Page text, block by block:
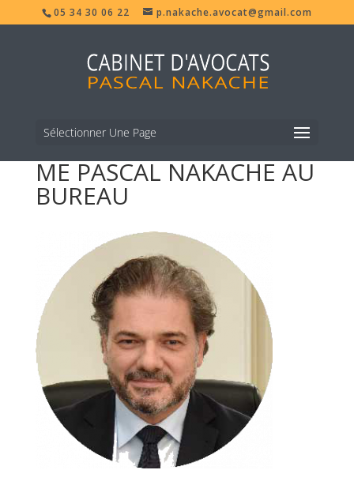
05 34 30 06 22 p.nakache.avocat@gmail.com
Sélectionner Une Page
ME PASCAL NAKACHE AU
BUREAU